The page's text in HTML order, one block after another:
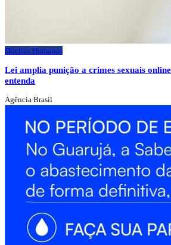
Direitos Humanos
Lei amplia punição a crimes sexuais
entenda
Agência Brasil